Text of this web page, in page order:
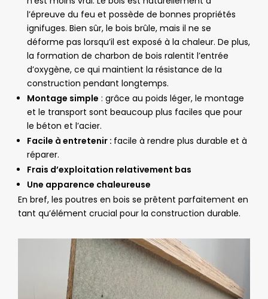
l’épreuve du feu et possède de bonnes propriétés
ignifuges. Bien sûr, le bois brûle, mais il ne se
déforme pas lorsqu’il est exposé à la chaleur. De plus,
la formation de charbon de bois ralentit l’entrée
d’oxygène, ce qui maintient la résistance de la
construction pendant longtemps.
Montage simple : grâce au poids léger, le montage
et le transport sont beaucoup plus faciles que pour
le béton et l’acier.
Facile à entretenir : facile à rendre plus durable et à
réparer.
Frais d’exploitation relativement bas
Une apparence chaleureuse
En bref, les poutres en bois se prêtent parfaitement en
tant qu’élément crucial pour la construction durable.